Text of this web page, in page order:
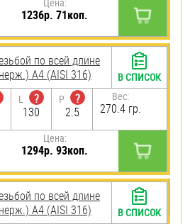
1236р. 71коп.
по всей длине
A4 (AISI 316)
L
?
130
P
?
2.5
Вес:
270.4 гр.
Цена:
1294р. 93коп.
В СПИСОК
по всей длине
A4 (AISI 316)
В СПИСОК